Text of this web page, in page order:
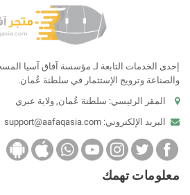
إحدى الخدمات التابعة لـ مؤسسة آفاق آسيا
والصناعة وترويج الإستثمار في سلطنة عُمان.
المقر الرئيسي: سلطنة عُمان, ولاية عبري
البريد الإلكتروني: support@aafaqasia.com
معلومات تهمك